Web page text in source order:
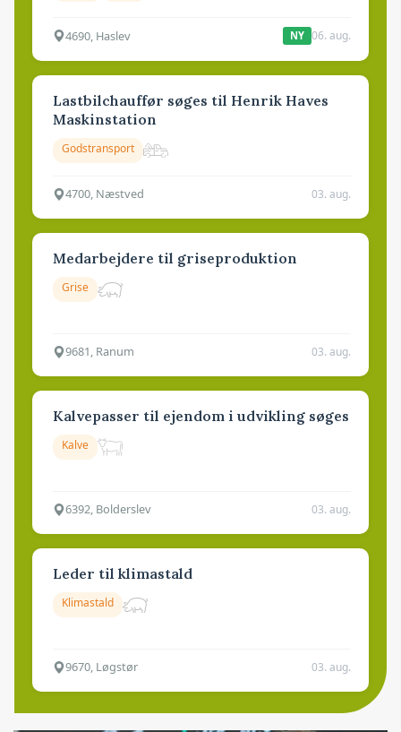
4690, Haslev NY 06. aug.
Lastbilchauffør søges til Henrik Haves
Maskinstation
Godstransport
4700, Næstved 03. aug.
Medarbejdere til griseproduktion
Grise
9681, Ranum 03. aug.
Kalvepasser til ejendom i udvikling søges
Kalve
6392, Bolderslev 03. aug.
Leder til klimastald
Klimastald
9670, Løgstør 03. aug.